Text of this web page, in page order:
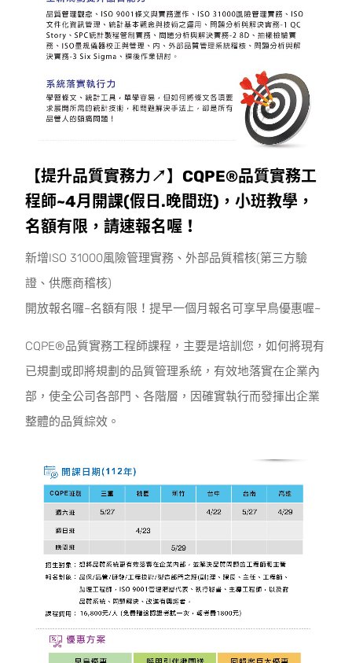
【提升品質實務力↗】CQPE®品質實務工
程師~4月開課(假日.晚間班)，小班教學，
名額有限，請速報名喔！
新增ISO 31000風險管理實務、外部品質稽核(第三方驗
證、供應商稽核)
開放報名囉~名額有限！提早一個月報名可享早鳥優惠喔~
CQPE®品質實務工程師課程，主要是培訓您，如何將現有
已規劃或即將規劃的品質管理系統，有效地落實在企業內
部，使全公司各部門、各階層，因確實執行而發揮出企業
整體的品質綜效。